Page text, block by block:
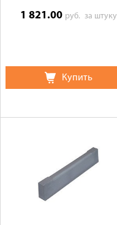
1 821.00 руб.за штуку
Купить